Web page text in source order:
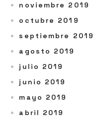
noviembre 2019
octubre 2019
septiembre 2019
agosto 2019
julio 2019
junio 2019
mayo 2019
abril 2019